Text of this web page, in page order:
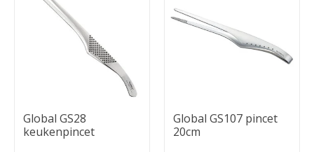
Global GS28
keukenpincet
Global GS107 pincet
20cm